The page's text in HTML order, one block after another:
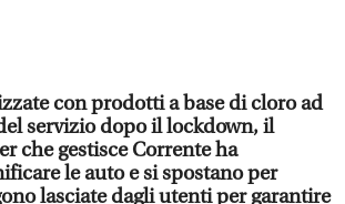
con prodotti a base di cloro ad
servizio dopo il lockdown, il
che gestisce Corrente ha
le auto e si spostano per
lasciate dagli utenti per garantire